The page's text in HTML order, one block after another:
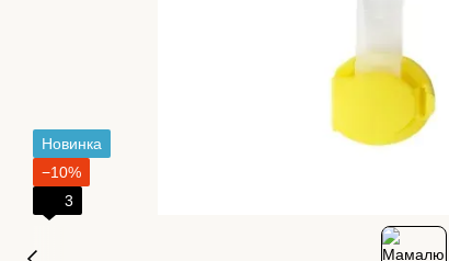
Новинка
−10%
3